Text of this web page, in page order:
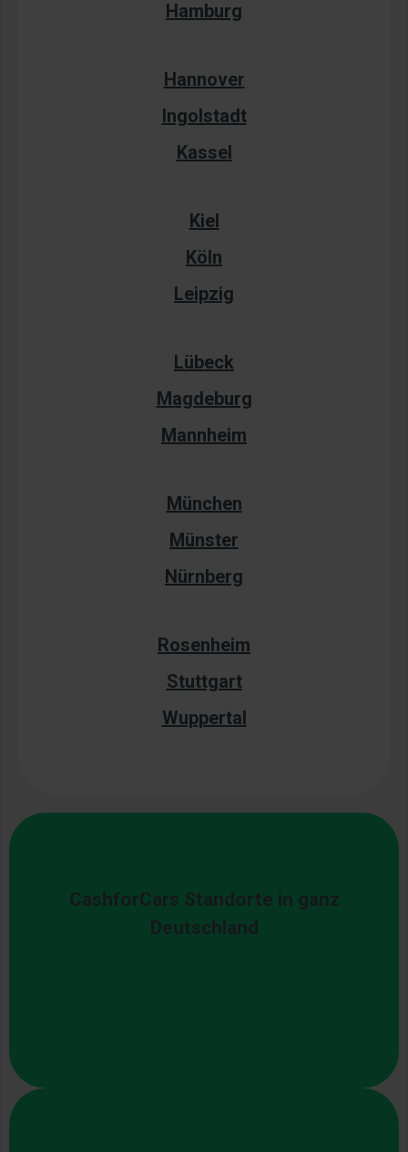
Hamburg
Hannover
Ingolstadt
Kassel
Kiel
Köln
Leipzig
Lübeck
Magdeburg
Mannheim
München
Münster
Nürnberg
Rosenheim
Stuttgart
Wuppertal
CashforCars Standorte in ganz
Deutschland